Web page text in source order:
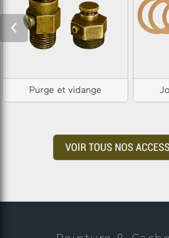
Purge et vidange
VOIR TOUS NOS